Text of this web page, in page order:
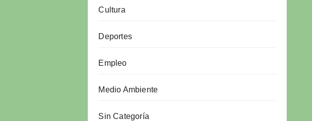
Cultura
Deportes
Empleo
Medio Ambiente
Sin Categoría